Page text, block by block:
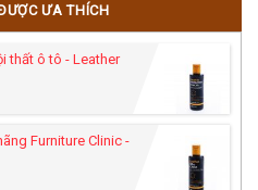
ƯA THÍCH
thất ô tô - Leather
Furniture Clinic -
của nhà sản xuất.